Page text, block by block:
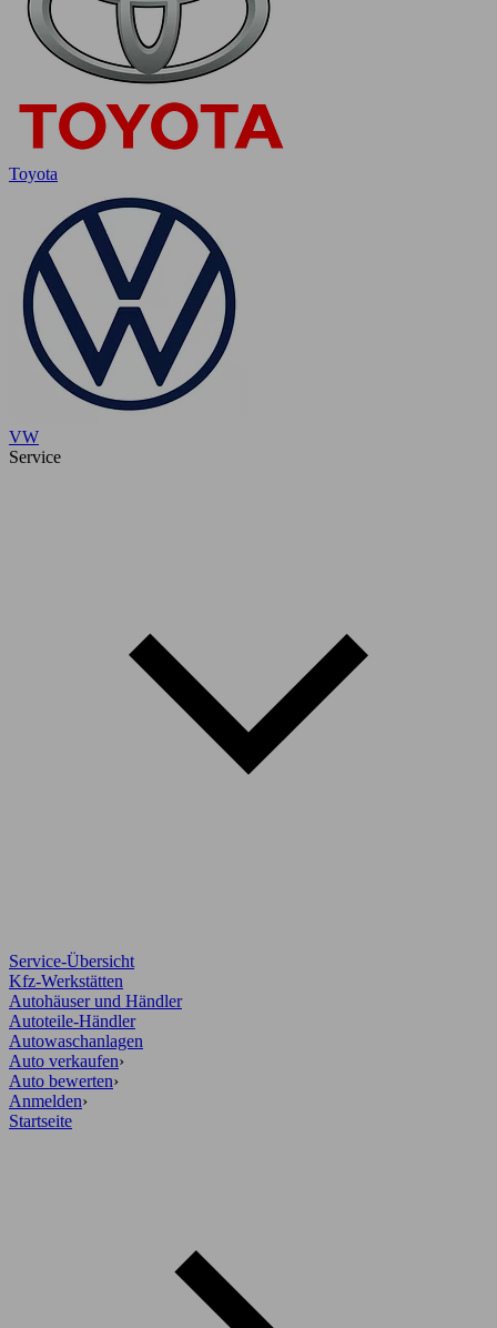
Toyota
VW
Service
Service-Übersicht
Kfz-Werkstätten
Autohäuser und Händler
Autoteile-Händler
Autowaschanlagen
Auto verkaufen›
Auto bewerten›
Anmelden›
Startseite